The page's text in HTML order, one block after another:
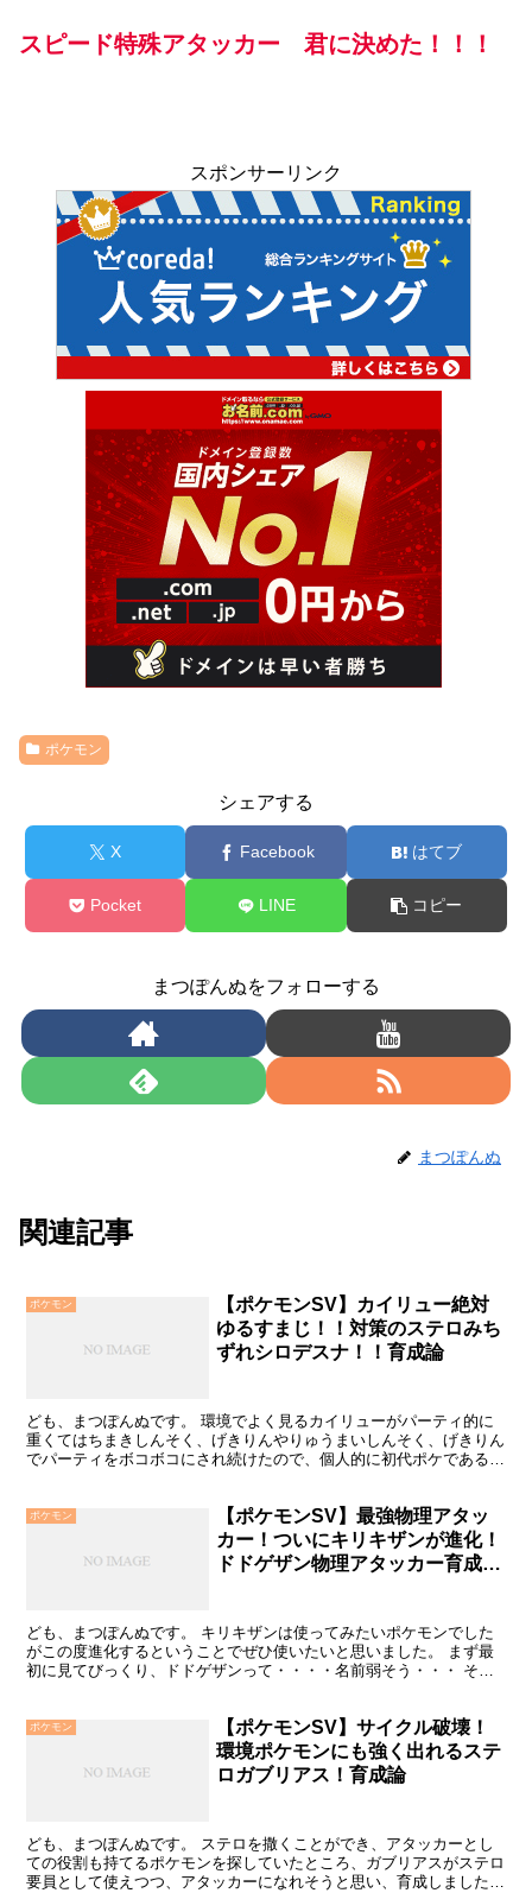
スピード特殊アタッカー 君に決めた！！！
スポンサーリンク
ポケモン
シェアする
X Facebook はてブ
Pocket LINE コピー
まつぽんぬをフォローする
まつぽんぬ
関連記事
ポケモン
【ポケモンSV】カイリュー絶対
ゆるすまじ！！対策のステロみち
ずれシロデスナ！！育成論
ども、まつぽんぬです。 環境でよく見るカイリューがパーティ的に
重くてはちまきしんそく、げきりんやりゅうまいしんそく、げきりん
でパーティをボコボコにされ続けたので、個人的に初代ポケであるカ
ポケモン
【ポケモンSV】最強物理アタッ
カー！ついにキリキザンが進化！
ドドゲザン物理アタッカー育成
ども、まつぽんぬです。 キリキザンは使ってみたいポケモンでした
がこの度進化するということでぜひ使いたいと思いました。 まず最
初に見てびっくり、ドドゲザンって・・・・名前弱そう・・・ そん
ポケモン
【ポケモンSV】サイクル破壊！
環境ポケモンにも強く出れるステ
ロガブリアス！育成論
ども、まつぽんぬです。 ステロを撒くことができ、アタッカーとし
ての役割も持てるポケモンを探していたところ、ガブリアスがステロ
要員として使えつつ、アタッカーになれそうと思い、育成しました。